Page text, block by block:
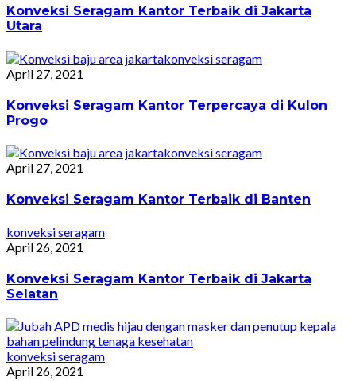
Konveksi Seragam Kantor Terbaik di Jakarta
Utara
konveksi seragam
April 27, 2021
Konveksi Seragam Kantor Terpercaya di Kulon
Progo
konveksi seragam
April 27, 2021
Konveksi Seragam Kantor Terbaik di Banten
konveksi seragam
April 26, 2021
Konveksi Seragam Kantor Terbaik di Jakarta
Selatan
konveksi seragam
April 26, 2021